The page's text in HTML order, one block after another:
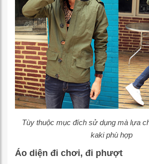
Tùy thuộc mục đích sử dụng mà lựa
kaki phù hợp
Áo diện đi chơi, đi phượt